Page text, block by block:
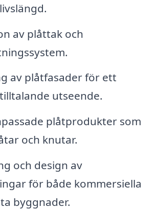
av plåttak och
av plåtfasader för ett
utseende.
plåtprodukter som
och knutar.
och design av
för både kommersiella
byggnader.